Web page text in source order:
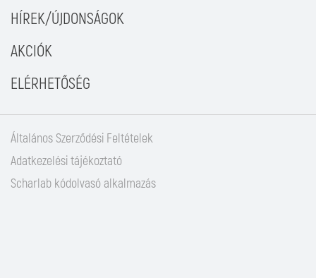
HÍREK/ÚJDONSÁGOK
AKCIÓK
ELÉRHETŐSÉG
Általános Szerződési Feltételek
Adatkezelési tájékoztató
Scharlab kódolvasó alkalmazás